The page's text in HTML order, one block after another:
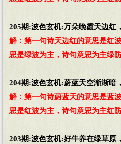
205期:波色玄机:万朵晚霞天边红
解：第一句诗天边红的意思是红
思是绿波为主，诗句意思为主绿
204期:波色玄机:蔚蓝天空渐渐暗
解：第一句诗蔚蓝天的意思是蓝
思是红波为主，诗句意思为主红
203期:波色玄机:好牛养在绿草原